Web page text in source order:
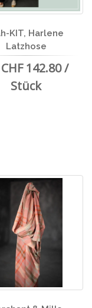
KIT, Harlene
Latzhose
142.80 /
Stück